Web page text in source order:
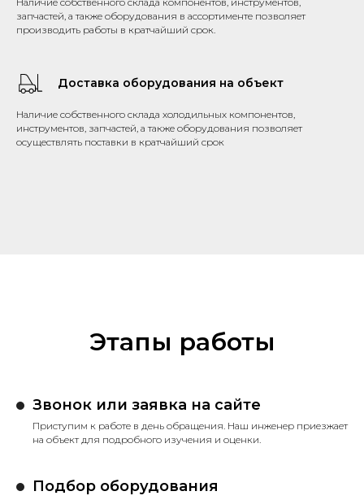
запчастей, а также оборудования в ассортименте позволяет
производить работы в кратчайший срок.
Доставка оборудования на объект
Наличие собственного склада холодильных компонентов,
инструментов, запчастей, а также оборудования позволяет
осуществлять поставки в кратчайший срок
Этапы работы
Звонок или заявка на сайте
Приступим к работе в день обращения. Наш инженер приезжает
на объект для подробного изучения и оценки.
Подбор оборудования